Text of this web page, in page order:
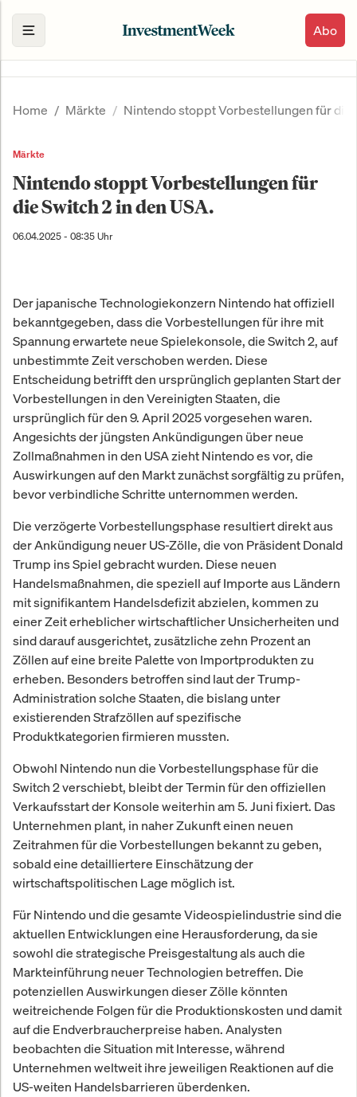
Abo
Home Märkte Nintendo stoppt Vorbestellungen für die
Märkte
Nintendo stoppt Vorbestellungen für
die Switch 2 in den USA.
06.04.2025 - 08:35 Uhr
Der japanische Technologiekonzern Nintendo hat offiziell
bekanntgegeben, dass die Vorbestellungen für ihre mit
Spannung erwartete neue Spielekonsole, die Switch 2, auf
unbestimmte Zeit verschoben werden. Diese
Entscheidung betrifft den ursprünglich geplanten Start der
Vorbestellungen in den Vereinigten Staaten, die
ursprünglich für den 9. April 2025 vorgesehen waren.
Angesichts der jüngsten Ankündigungen über neue
Zollmaßnahmen in den USA zieht Nintendo es vor, die
Auswirkungen auf den Markt zunächst sorgfältig zu prüfen,
bevor verbindliche Schritte unternommen werden.
Die verzögerte Vorbestellungsphase resultiert direkt aus
der Ankündigung neuer US-Zölle, die von Präsident Donald
Trump ins Spiel gebracht wurden. Diese neuen
Handelsmaßnahmen, die speziell auf Importe aus Ländern
mit signifikantem Handelsdefizit abzielen, kommen zu
einer Zeit erheblicher wirtschaftlicher Unsicherheiten und
sind darauf ausgerichtet, zusätzliche zehn Prozent an
Zöllen auf eine breite Palette von Importprodukten zu
erheben. Besonders betroffen sind laut der Trump-
Administration solche Staaten, die bislang unter
existierenden Strafzöllen auf spezifische
Produktkategorien firmieren mussten.
Obwohl Nintendo nun die Vorbestellungsphase für die
Switch 2 verschiebt, bleibt der Termin für den offiziellen
Verkaufsstart der Konsole weiterhin am 5. Juni fixiert. Das
Unternehmen plant, in naher Zukunft einen neuen
Zeitrahmen für die Vorbestellungen bekannt zu geben,
sobald eine detailliertere Einschätzung der
wirtschaftspolitischen Lage möglich ist.
Für Nintendo und die gesamte Videospielindustrie sind die
aktuellen Entwicklungen eine Herausforderung, da sie
sowohl die strategische Preisgestaltung als auch die
Markteinführung neuer Technologien betreffen. Die
potenziellen Auswirkungen dieser Zölle könnten
weitreichende Folgen für die Produktionskosten und damit
auf die Endverbraucherpreise haben. Analysten
beobachten die Situation mit Interesse, während
Unternehmen weltweit ihre jeweiligen Reaktionen auf die
US-weiten Handelsbarrieren überdenken.